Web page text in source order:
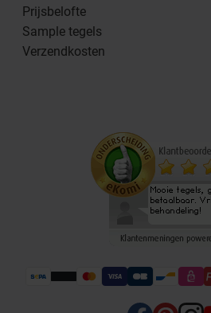
Prijsbelofte
Sample tegels
Verzendkosten